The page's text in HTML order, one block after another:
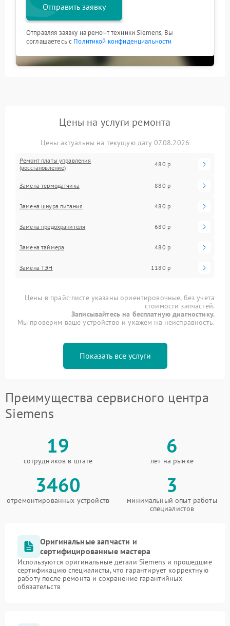
Отправить заявку
Отправляя заявку на ремонт техники Siemens, Вы
соглашаетесь с Политикой конфиденциальности
Цены на услуги ремонта
Цены актуальны на текущую дату 07.08.2026
Ремонт платы управления
(восстановление)
480 р
Замена термодатчика 880 р
Замена шнура питания 480 р
Замена предохранителя 680 р
Замена таймера 480 р
Замена ТЭН 1180 р
Цены в прайс-листе указаны ориентировочные, без учета
стоимости запчастей.
Записывайтесь на бесплатную диагностику.
Мы проверим ваше устройство и укажем на неисправность.
Показать все услуги
Преимущества сервисного центра
Siemens
19
сотрудников в штате
6
лет на рынке
3460
отремонтированных устройств
3
минимальный опыт работы
специалистов
Оригинальные запчасти и
сертифицированные мастера
Используются оригинальные детали Siemens и прошедшие
сертификацию специалисты, что гарантирует корректную
работу после ремонта и сохранение гарантийных
обязательств